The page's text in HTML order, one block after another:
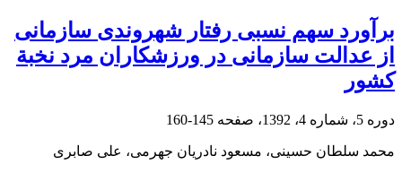
برآورد سهم نسبی رفتار شهروندی سازمانی
از عدالت سازمانی در ورزشکاران مرد نخبة
کشور
دوره 5، شماره 4، 1392، صفحه 145-160
محمد سلطان حسینی، مسعود نادریان جهرمی، علی صابری